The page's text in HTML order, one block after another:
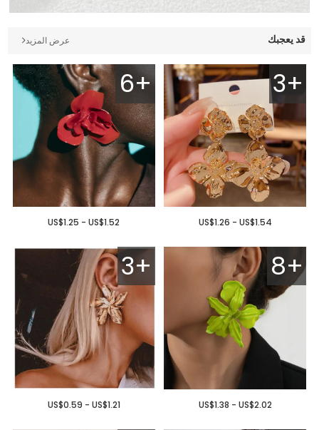
قد يعجبك عرض المزيد
3+
US$1.26 - US$1.54
6+
US$1.25 - US$1.52
8+
US$1.38 - US$2.02
3+
US$0.59 - US$1.21